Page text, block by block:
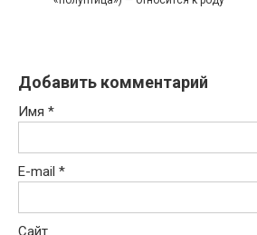
Добавить комментарий
Имя *
E-mail *
Сайт